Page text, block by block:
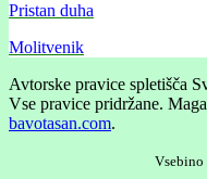
Pristan duha
Molitvenik
Avtorske pravice spletišča
Vse pravice pridržane.
bavotasan.com.